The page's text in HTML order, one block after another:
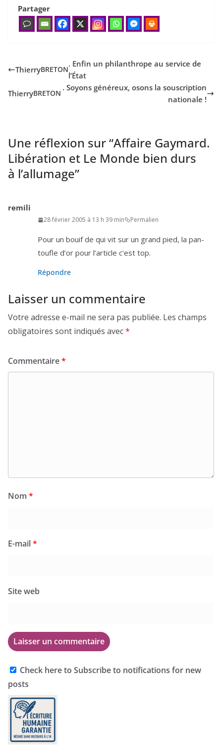
Partager
ThierryBRETON
. Enfin un philanthrope au service de
l’État
ThierryBRETON
. Soyons généreux, osons la souscription
nationale !
Une réflexion sur “Affaire Gaymard.
Libération et Le Monde bien durs
à l’allumage”
remili
28 février 2005 à 13 h 39 min Permalien
Pour un bouif de qui vit sur un grand pied, la pan­
toufle d’or pour l’ar­ticle c’est top.
Répondre
Laisser un commentaire
Votre adresse e-mail ne sera pas publiée. Les champs
obligatoires sont indiqués avec*
Commentaire*
Nom *
E-mail*
Site web
Check here to Subscribe to notifications for new
posts